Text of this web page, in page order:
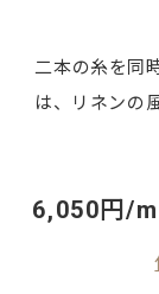
二本の糸を同
は、リネンの
6,050円/m